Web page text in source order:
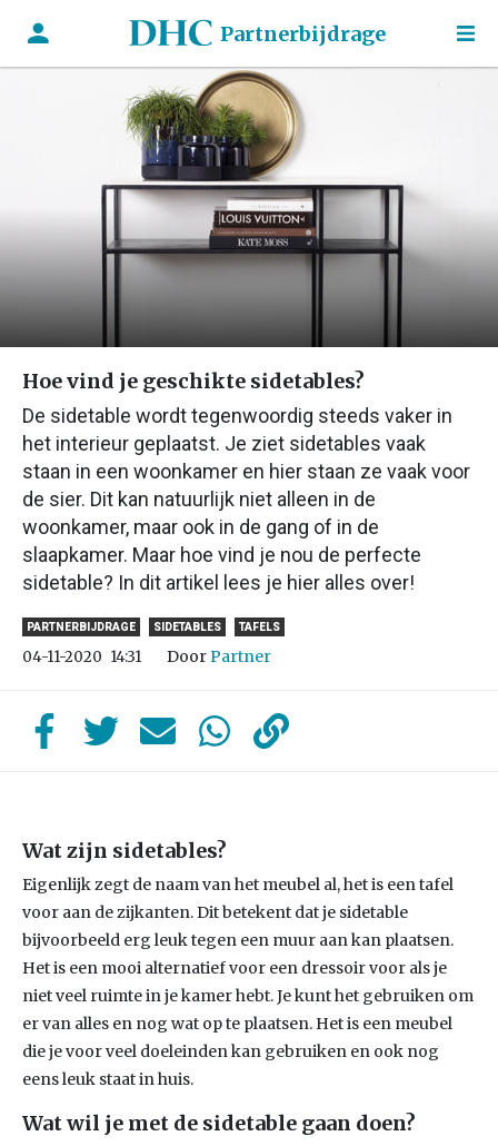
Partnerbijdrage
Hoe vind je geschikte sidetables?
De sidetable wordt tegenwoordig steeds vaker in
het interieur geplaatst. Je ziet sidetables vaak
staan in een woonkamer en hier staan ze vaak voor
de sier. Dit kan natuurlijk niet alleen in de
woonkamer, maar ook in de gang of in de
slaapkamer. Maar hoe vind je nou de perfecte
sidetable? In dit artikel lees je hier alles over!
PARTNERBIJDRAGE SIDETABLES TAFELS
04-11-2020 14:31 DoorPartner
Wat zijn sidetables?
Eigenlijk zegt de naam van het meubel al, het is een tafel
voor aan de zijkanten. Dit betekent dat je sidetable
bijvoorbeeld erg leuk tegen een muur aan kan plaatsen.
Het is een mooi alternatief voor een dressoir voor als je
niet veel ruimte in je kamer hebt. Je kunt het gebruiken om
er van alles en nog wat op te plaatsen. Het is een meubel
die je voor veel doeleinden kan gebruiken en ook nog
eens leuk staat in huis.
Wat wil je met de sidetable gaan doen?